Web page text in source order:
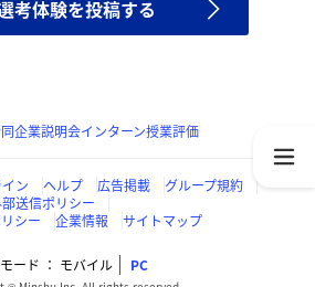
考体験を投稿する
企業説明会インターン授業評価
ン ヘルプ 広告掲載
グループ規約
送信ポリシー
シー
企業情報 サイトマップ
ード モバイル PC